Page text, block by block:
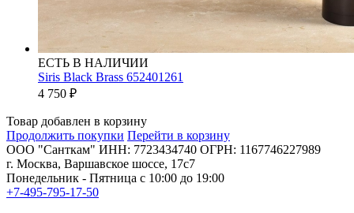
ЕСТЬ В НАЛИЧИИ
Siris Black Brass 652401261
4 750 ₽
Товар добавлен в корзину
Продолжить покупки Перейти в корзину
ООО "Санткам" ИНН: 7723434740 ОГРН: 1167746227989
г. Москва, Варшавское шоссе, 17с7
Понедельник - Пятница с 10:00 до 19:00
+7-495-795-17-50